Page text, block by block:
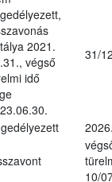
2021.
végső
idő
31/
10/